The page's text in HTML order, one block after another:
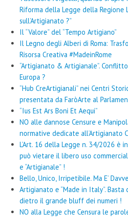
Riforma della Legge della Regione
sull’Artigianato ?”
Il “Valore” del “Tempo Artigiano”
Il Legno degli Alberi di Roma:
Risorsa Creativa #MadeinRome
“Artigianato & Artigianale”.
Europa ?
“Hub CreArtigianali” nei Centri
presentata da FaròArte al
“Ius Est Ars Boni Et Aequi”
NO alle dannose Censure e
normative dedicate all’Artigianato
L’Art. 16 della Legge n. 34/2026 è
può vietare il libero uso
e “Artigianale” !
Bello, Unico, Irripetibile. Ma E’
Artigianato e “Made in Italy”.
dietro il grande bluff dei numeri !
NO alla Legge che Censura le